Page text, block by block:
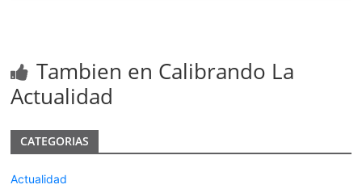
Tambien en Calibrando La
Actualidad
CATEGORIAS
Actualidad